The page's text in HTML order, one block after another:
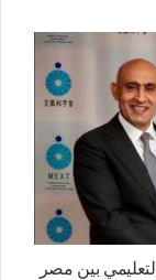
بين مصر